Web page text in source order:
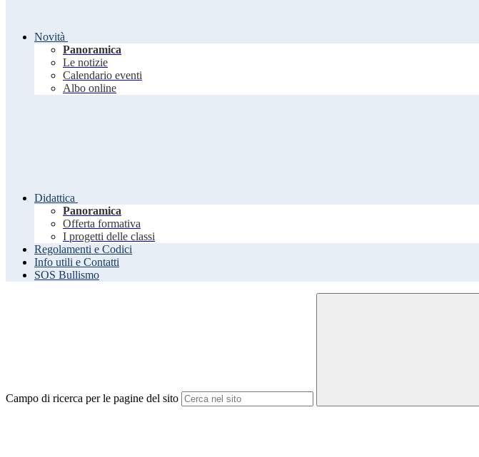
Novità
Panoramica
Le notizie
Calendario eventi
Albo online
Didattica
Panoramica
Offerta formativa
I progetti delle classi
Regolamenti e Codici
Info utili e Contatti
SOS Bullismo
Campo di ricerca per le pagine del sito